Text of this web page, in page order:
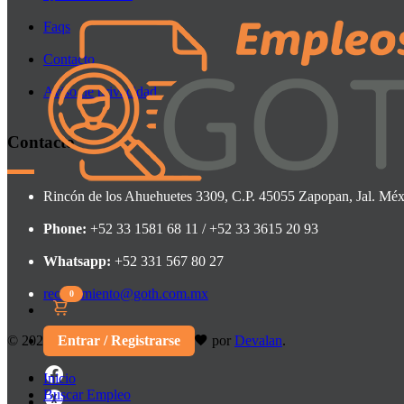
0
Entrar / Registrarse
Inicio
Buscar Empleo
Faqs
Contacto
Aviso de privacidad
Contacto
Rincón de los Ahuehuetes 3309, C.P. 45055 Zapopan, Jal.
Phone: +52 33 1581 68 11 / +52 33 3615 20 93
Whatsapp: +52 331 567 80 27
reclutamiento@goth.com.mx
© 2026 Design & Develop with por Devalan.